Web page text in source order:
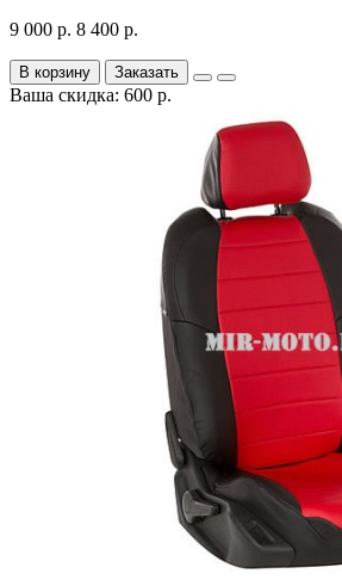
9 000 р. 8 400 р.
В корзину Заказать
Ваша скидка: 600 р.